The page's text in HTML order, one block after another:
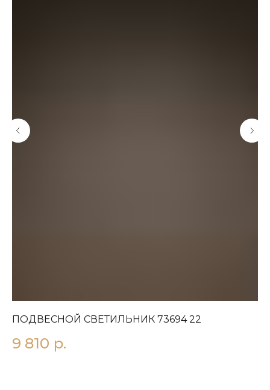
ПОДВЕСНОЙ СВЕТИЛЬНИК 73694 22
9 810 р.